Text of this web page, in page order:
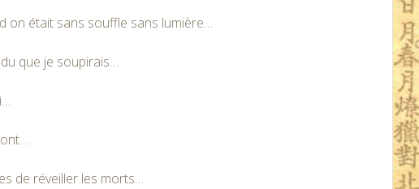
on était sans souffle sans lumière…
que je soupirais…
de réveiller les morts…